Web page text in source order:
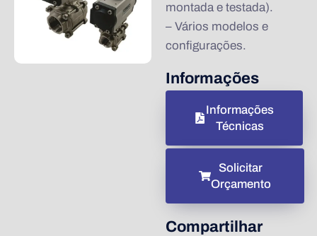
montada e testada).
– Vários modelos e
configurações.
Informações
Informações
Técnicas
Solicitar
Orçamento
Compartilhar